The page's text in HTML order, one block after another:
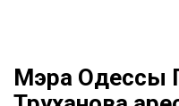
Мэра Одессы